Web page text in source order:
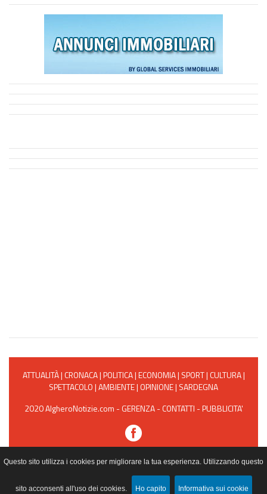
Questo sito utilizza i cookies per migliorare la tua esperienza. Utilizzando questo
sito acconsenti all'uso dei cookies. Ho capito Informativa sui cookie
ATTUALITÀ| CRONACA|POLITICA|ECONOMIA| SPORT| CULTURA|
SPETTACOLO|AMBIENTE| OPINIONE| SARDEGNA
2020 AlgheroNotizie.com - GERENZA- CONTATTI -PUBBLICITA'
Powered by Web Project